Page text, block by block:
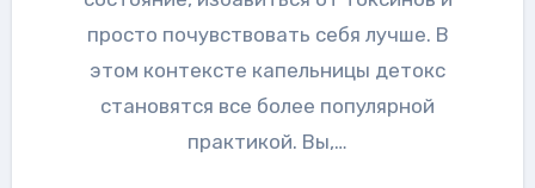
просто почувствовать себя лучше. В
этом контексте капельницы детокс
становятся все более популярной
практикой. Вы,…